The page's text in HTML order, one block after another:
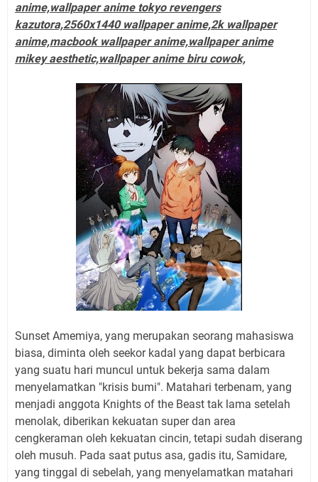
anime,wallpaper anime tokyo revengers
kazutora,2560x1440 wallpaper anime,2k wallpaper
anime,macbook wallpaper anime,wallpaper anime
mikey aesthetic,wallpaper anime biru cowok,
Sunset Amemiya, yang merupakan seorang mahasiswa
biasa, diminta oleh seekor kadal yang dapat berbicara
yang suatu hari muncul untuk bekerja sama dalam
menyelamatkan "krisis bumi". Matahari terbenam, yang
menjadi anggota Knights of the Beast tak lama setelah
menolak, diberikan kekuatan super dan area
cengkeraman oleh kekuatan cincin, tetapi sudah diserang
oleh musuh. Pada saat putus asa, gadis itu, Samidare,
yang tinggal di sebelah, yang menyelamatkan matahari